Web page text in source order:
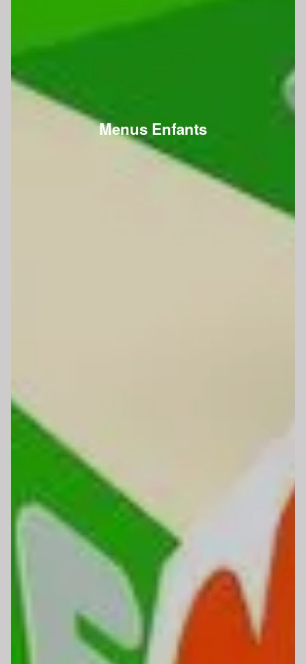
Menus Enfants